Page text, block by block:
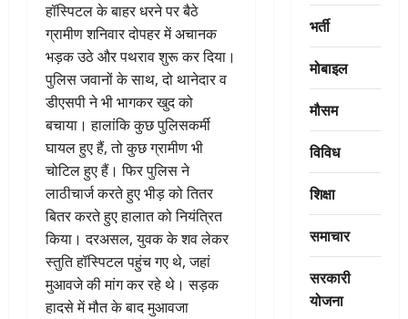
हॉस्पिटल के बाहर धरने पर बैठे
ग्रामीण शनिवार दोपहर में अचानक
भड़क उठे और पथराव शुरू कर दिया।
पुलिस जवानों के साथ, दो थानेदार व
डीएसपी ने भी भागकर खुद को
बचाया। हालांकि कुछ पुलिसकर्मी
घायल हुए हैं, तो कुछ ग्रामीण भी
चोटिल हुए हैं। फिर पुलिस ने
लाठीचार्ज करते हुए भीड़ को तितर
बितर करते हुए हालात को नियंत्रित
किया। दरअसल, युवक के शव लेकर
स्तुति हॉस्पिटल पहुंच गए थे, जहां
मुआवजे की मांग कर रहे थे। सड़क
हादसे में मौत के बाद मुआवजा
भर्ती
मोबाइल
मौसम
विविध
शिक्षा
समाचार
सरकारी
योजना